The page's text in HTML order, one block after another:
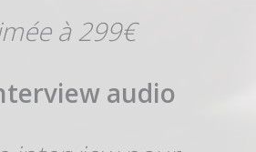
à 299€
audio